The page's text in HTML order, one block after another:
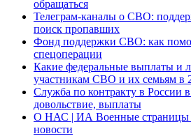
обращаться
Телеграм-каналы о СВО:
поиск пропавших
Фонд поддержки СВО: как
спецоперации
Какие федеральные выплаты и
участникам СВО и их семьям в
Служба по контракту в России
довольствие, выплаты
О НАС | ИА Военные страницы
новости